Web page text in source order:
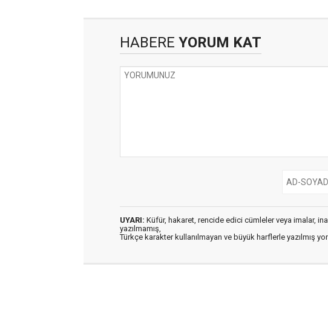
HABERE YORUM KAT
UYARI: Küfür, hakaret, rencide edici cümleler veya imalar,
yazılmamış,
Türkçe karakter kullanılmayan ve büyük harflerle yazılmış